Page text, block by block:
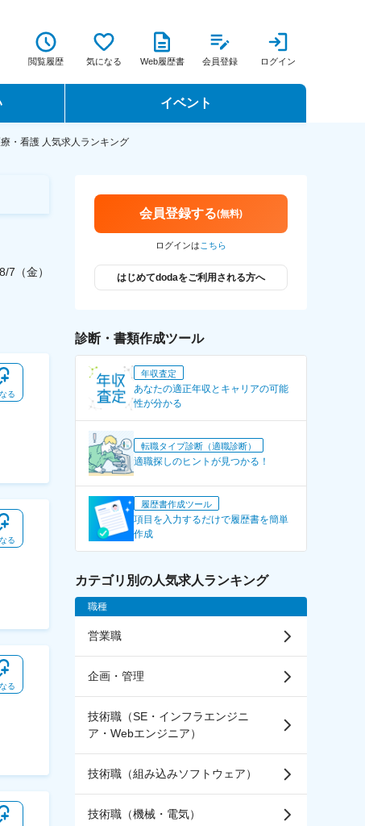
閲覧履歴 気になる Web履歴書 会員登録 ログイン
イベント
転職イベント・転職セミナー
転職セミナー動画
・看護 人気求人ランキング
7（金）
る
る
る
会員登録する(無料)
ログインは こちら
はじめてdodaをご利用される方へ
診断・書類作成ツール
年収査定
あなたの適正年収とキャリアの可能
性が分かる
転職タイプ診断（適職診断）
適職探しのヒントが見つかる！
履歴書作成ツール
項目を入力するだけで履歴書を簡単
作成
カテゴリ別の人気求人ランキング
職種
営業職
企画・管理
技術職（SE・インフラエンジニ
ア・Webエンジニア）
技術職（組み込みソフトウェア）
技術職（機械・電気）